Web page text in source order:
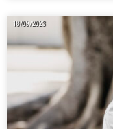
18/09/2023